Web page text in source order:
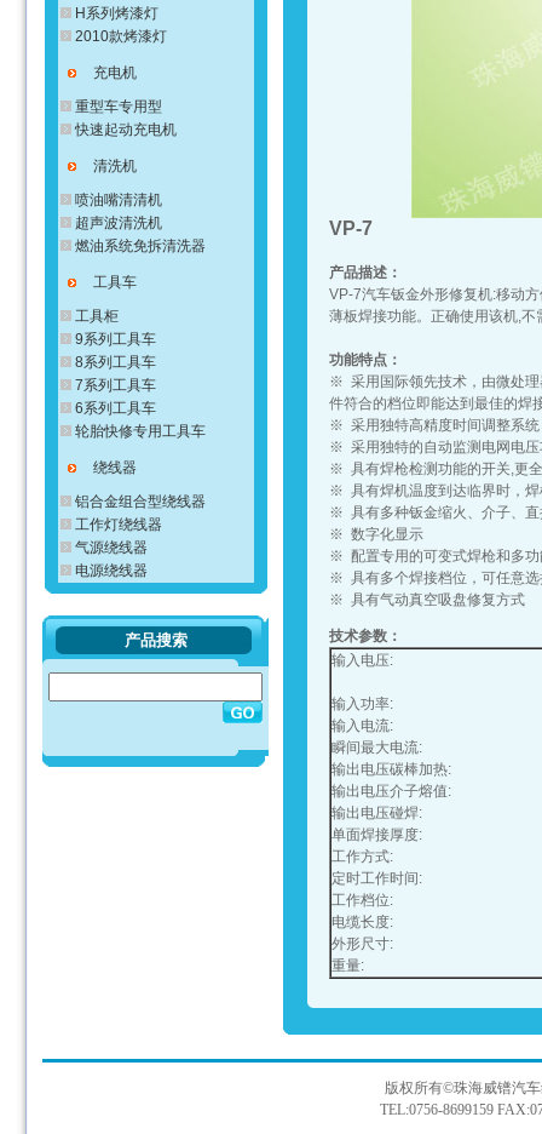
H系列烤漆灯
2010款烤漆灯
充电机
重型车专用型
快速起动充电机
清洗机
喷油嘴清清机
超声波清洗机
燃油系统免拆清洗器
工具车
工具柜
9系列工具车
8系列工具车
7系列工具车
6系列工具车
轮胎快修专用工具车
绕线器
铝合金组合型绕线器
工作灯绕线器
气源绕线器
电源绕线器
产品搜索
VP-7
产品描述：
VP-7汽车钣金外形修复机:移动
薄板焊接功能。正确使用该机,
功能特点：
※ 采用国际领先技术，由微处理
件符合的档位即能达到最佳的焊
※ 采用独特高精度时间调整系统
※ 采用独特的自动监测电网电压
※ 具有焊枪检测功能的开关,更
※ 具有焊机温度到达临界时，焊
※ 具有多种钣金缩火、介子、直
※ 数字化显示
※ 配置专用的可变式焊枪和多功
※ 具有多个焊接档位，可任意选
※ 具有气动真空吸盘修复方式
技术参数：
输入电压:
输入功率:
输入电流:
瞬间最大电流:
输出电压碳棒加热:
输出电压介子熔值:
输出电压碰焊:
单面焊接厚度:
工作方式:
定时工作时间:
工作档位:
电缆长度:
外形尺寸:
重量:
版权所有©珠海威镨汽
TEL:0756-8699159